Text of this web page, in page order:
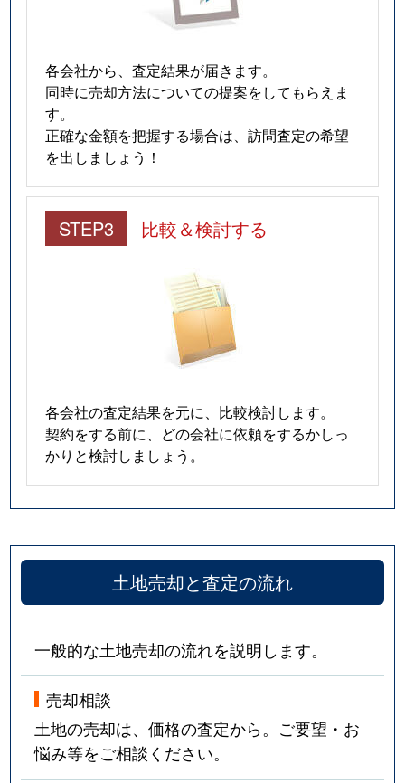
各会社から、査定結果が届きます。
同時に売却方法についての提案をしてもらえま
す。
正確な金額を把握する場合は、訪問査定の希望
を出しましょう！
STEP3 比較＆検討する
各会社の査定結果を元に、比較検討します。
契約をする前に、どの会社に依頼をするかしっ
かりと検討しましょう。
土地売却と査定の流れ
一般的な土地売却の流れを説明します。
売却相談
土地の売却は、価格の査定から。ご要望・お
悩み等をご相談ください。